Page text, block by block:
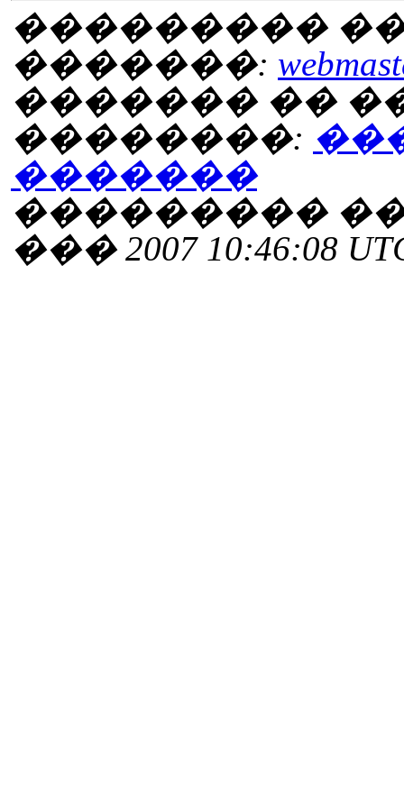
���������
�������:
������� ��
��������:
�������
���������
��� 2007 10:46:08